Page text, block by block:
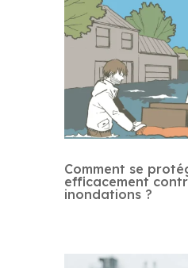
Comment se
efficacement
inondations ?